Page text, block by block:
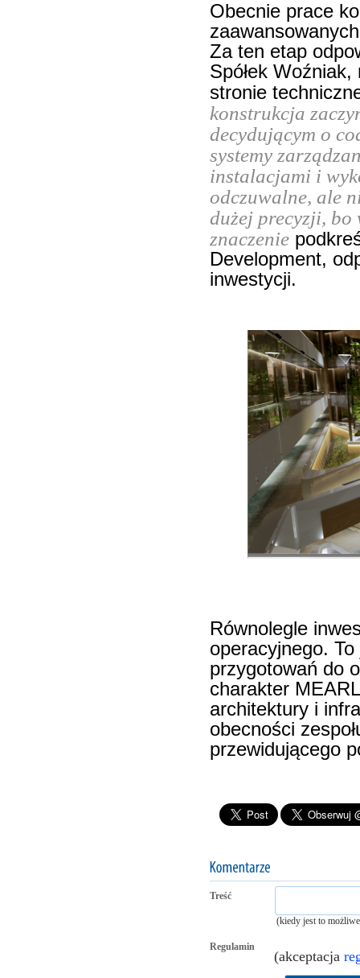
Obecnie prace
Za ten etap
Spółek
stronie
konstrukcja
decydującym o
systemy
instalacjami i
odczuwalne, ale
dużej precyzji, bo
znaczenie
Development,
inwestycji.
Równolegle
operacyjnego.
przygotowań do
charakter
architektury i
obecności
przewidującego
Treść
(kiedy jest to
Regulamin
(akceptacja